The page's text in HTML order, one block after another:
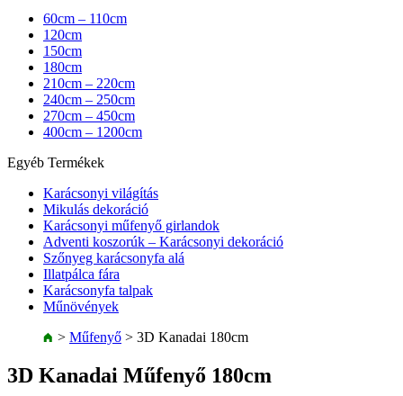
60cm – 110cm
120cm
150cm
180cm
210cm – 220cm
240cm – 250cm
270cm – 450cm
400cm – 1200cm
Egyéb Termékek
Karácsonyi világítás
Mikulás dekoráció
Karácsonyi műfenyő girlandok
Adventi koszorúk – Karácsonyi dekoráció
Szőnyeg karácsonyfa alá
Illatpálca fára
Karácsonyfa talpak
Műnövények
> Műfenyő > 3D Kanadai 180cm
3D Kanadai Műfenyő 180cm